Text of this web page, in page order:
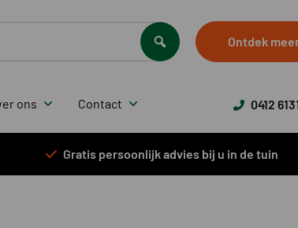
Ontdek
0412
ons Contact
Gratis persoonlijk advies bij u in de tuin